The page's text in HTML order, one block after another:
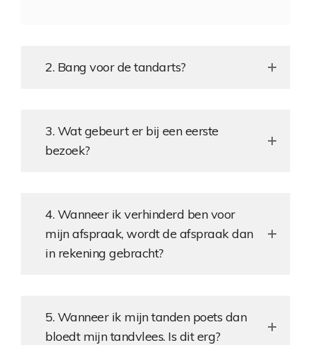
2. Bang voor de tandarts?
3. Wat gebeurt er bij een eerste
bezoek?
4. Wanneer ik verhinderd ben voor
mijn afspraak, wordt de afspraak dan
in rekening gebracht?
5. Wanneer ik mijn tanden poets dan
bloedt mijn tandvlees. Is dit erg?